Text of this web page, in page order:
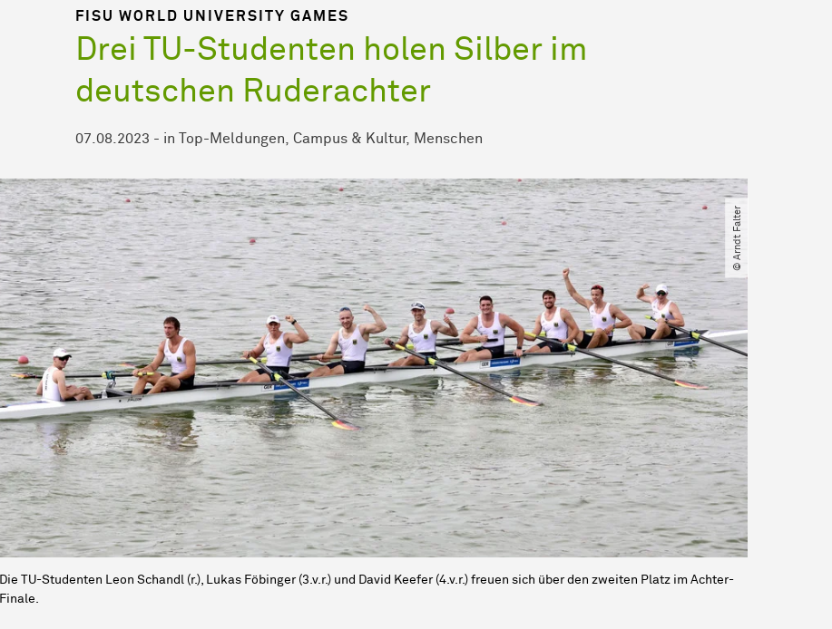
FISU WORLD UNIVERSITY GAMES
Drei TU-Studenten holen Silber im
deutschen Ruderachter
07.08.2023 - in Top-Meldungen Campus & Kultur Menschen
© Arndt Falter
Die TU-Studenten Leon Schandl (r.), Lukas Föbinger (3.v.r.) und David Keefer (4.v.r.) freuen sich über den zweiten Platz im Achter-
Finale.